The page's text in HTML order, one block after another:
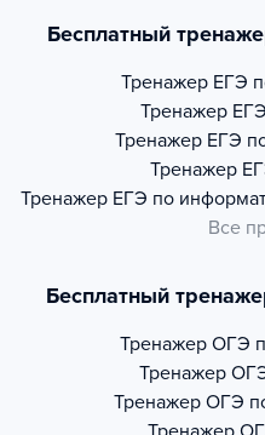
Бесплатный
Тренажер ЕГЭ
Тренажер
Тренажер ЕГЭ
Тренажер
Тренажер ЕГЭ по
Все
Бесплатный
Тренажер ОГЭ
Тренажер
Тренажер ОГЭ